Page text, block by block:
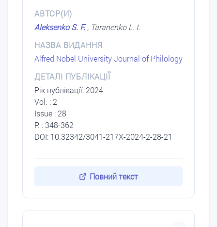
АВТОР(И)
Aleksenko S. F., Taranenko L. I.
НАЗВА ВИДАННЯ
Alfred Nobel University Journal of Philology
ДЕТАЛІ ПУБЛІКАЦІЇ
Рік публікації: 2024
Vol. : 2
Issue : 28
P. : 348-362
DOI: 10.32342/3041-217X-2024-2-28-21
Повний текст